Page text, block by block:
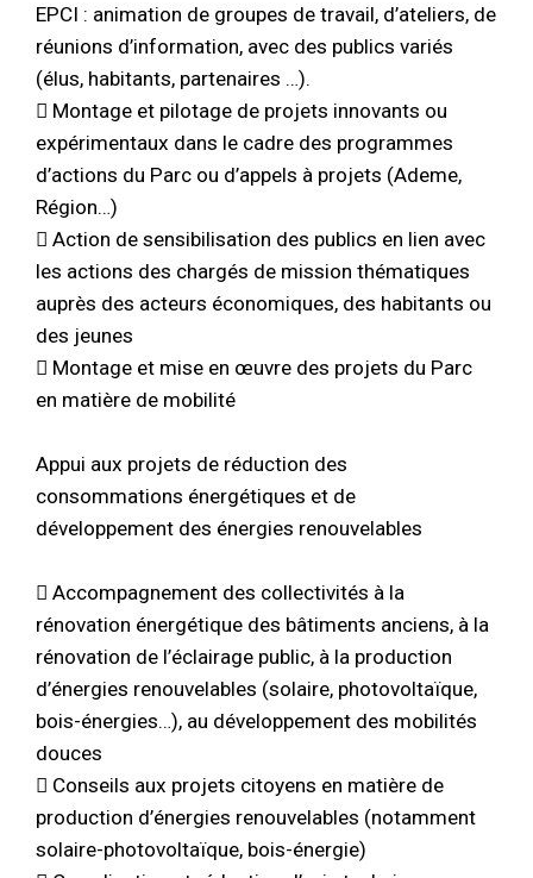
EPCI : animation de groupes de travail, d’ateliers, de
réunions d’information, avec des publics variés
(élus, habitants, partenaires …).
 Montage et pilotage de projets innovants ou
expérimentaux dans le cadre des programmes
d’actions du Parc ou d’appels à projets (Ademe,
Région…)
 Action de sensibilisation des publics en lien avec
les actions des chargés de mission thématiques
auprès des acteurs économiques, des habitants ou
des jeunes
 Montage et mise en œuvre des projets du Parc
en matière de mobilité
Appui aux projets de réduction des
consommations énergétiques et de
développement des énergies renouvelables
 Accompagnement des collectivités à la
rénovation énergétique des bâtiments anciens, à la
rénovation de l’éclairage public, à la production
d’énergies renouvelables (solaire, photovoltaïque,
bois-énergies…), au développement des mobilités
douces
 Conseils aux projets citoyens en matière de
production d’énergies renouvelables (notamment
solaire-photovoltaïque, bois-énergie)